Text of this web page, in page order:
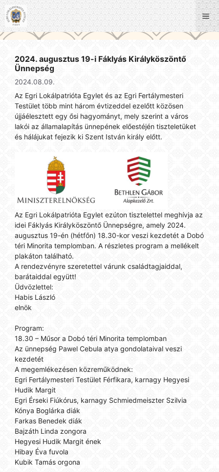
Kilépés
a
tartalomba
2024. augusztus 19-i Fáklyás Királyköszöntő
Ünnepség
2024.08.09.
Az Egri Lokálpatrióta Egylet és az Egri Fertálymesteri
Testület több mint három évtizeddel ezelőtt közösen
újjáélesztett egy ősi hagyományt, mely szerint a város
lakói az államalapítás ünnepének előestéjén tiszteletüket
és hálájukat fejezik ki Szent István király előtt.
Az Egri Lokálpatrióta Egylet ezúton tisztelettel meghívja az
idei Fáklyás Királyköszöntő Ünnepségre, amely 2024.
augusztus 19-én (hétfőn) 18.30-kor veszi kezdetét a Dobó
téri Minorita templomban. A részletes program a mellékelt
plakáton található.
A rendezvényre szeretettel várunk családtagjaiddal,
barátaiddal együtt!
Üdvözlettel:
Habis László
elnök
Program:
18.30 – Műsor a Dobó téri Minorita templomban
Az ünnepség Pawel Cebula atya gondolataival veszi
kezdetét
A megemlékezésen közreműködnek:
Egri Fertálymesteri Testület Férfikara, karnagy Hegyesi
Hudik Margit
Egri Érseki Fiúkórus, karnagy Schmiedmeiszter Szilvia
Kónya Boglárka diák
Farkas Benedek diák
Bajzáth Linda zongora
Hegyesi Hudik Margit ének
Hibay Éva fuvola
Kubik Tamás orgona